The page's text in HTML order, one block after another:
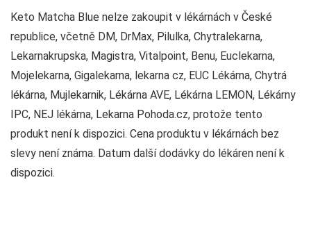
Keto Matcha Blue nelze zakoupit v lékárnách v České
republice, včetně DM, DrMax, Pilulka, Chytralekarna,
Lekarnakrupska, Magistra, Vitalpoint, Benu, Euclekarna,
Mojelekarna, Gigalekarna, lekarna cz, EUC Lékárna, Chytrá
lékárna, Mujlekarnik, Lékárna AVE, Lékárna LEMON, Lékárny
IPC, NEJ lékárna, Lekarna Pohoda.cz, protože tento
produkt není k dispozici. Cena produktu v lékárnách bez
slevy není známa. Datum další dodávky do lékáren není k
dispozici.